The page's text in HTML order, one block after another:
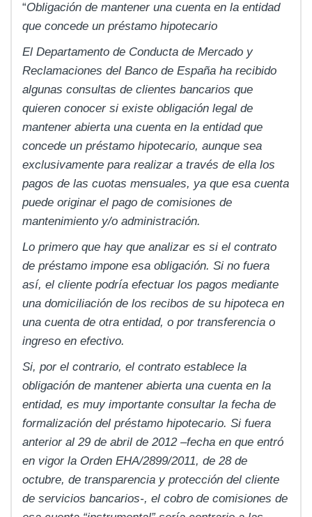
“Obligación de mantener una cuenta en la entidad
que concede un préstamo hipotecario
El Departamento de Conducta de Mercado y
Reclamaciones del Banco de España ha recibido
algunas consultas de clientes bancarios que
quieren conocer si existe obligación legal de
mantener abierta una cuenta en la entidad que
concede un préstamo hipotecario, aunque sea
exclusivamente para realizar a través de ella los
pagos de las cuotas mensuales, ya que esa cuenta
puede originar el pago de comisiones de
mantenimiento y/o administración.
Lo primero que hay que analizar es si el contrato
de préstamo impone esa obligación. Si no fuera
así, el cliente podría efectuar los pagos mediante
una domiciliación de los recibos de su hipoteca en
una cuenta de otra entidad, o por transferencia o
ingreso en efectivo.
Si, por el contrario, el contrato establece la
obligación de mantener abierta una cuenta en la
entidad, es muy importante consultar la fecha de
formalización del préstamo hipotecario. Si fuera
anterior al 29 de abril de 2012 –fecha en que entró
en vigor la Orden EHA/2899/2011, de 28 de
octubre, de transparencia y protección del cliente
de servicios bancarios-, el cobro de comisiones de